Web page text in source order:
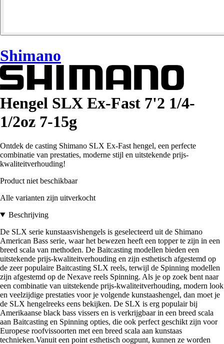
Shimano
Hengel SLX Ex-Fast 7'2 1/4-
1/2oz 7-15g
Ontdek de casting Shimano SLX Ex-Fast hengel, een perfecte
combinatie van prestaties, moderne stijl en uitstekende prijs-
kwaliteitverhouding!
Product niet beschikbaar
Alle varianten zijn uitverkocht
Beschrijving
De SLX serie kunstaasvishengels is geselecteerd uit de Shimano
American Bass serie, waar het bewezen heeft een topper te zijn in een
breed scala van methoden. De Baitcasting modellen bieden een
uitstekende prijs-kwaliteitverhouding en zijn esthetisch afgestemd op
de zeer populaire Baitcasting SLX reels, terwijl de Spinning modellen
zijn afgestemd op de Nexave reels Spinning. Als je op zoek bent naar
een combinatie van uitstekende prijs-kwaliteitverhouding, modern look
en veelzijdige prestaties voor je volgende kunstaashengel, dan moet je
de SLX hengelreeks eens bekijken. De SLX is erg populair bij
Amerikaanse black bass vissers en is verkrijgbaar in een breed scala
aan Baitcasting en Spinning opties, die ook perfect geschikt zijn voor
Europese roofvissoorten met een breed scala aan kunstaas
technieken.Vanuit een point esthetisch oogpunt, kunnen ze worden